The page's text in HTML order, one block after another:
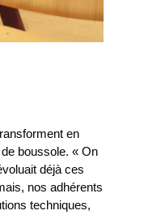
en
boussole. « On
déjà ces
nos adhérents
techniques,